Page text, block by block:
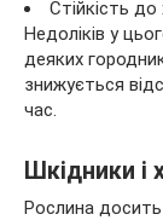
Стійкість до
Недоліків у
деяких
знижується
час.
Шкідники і
Рослина досить